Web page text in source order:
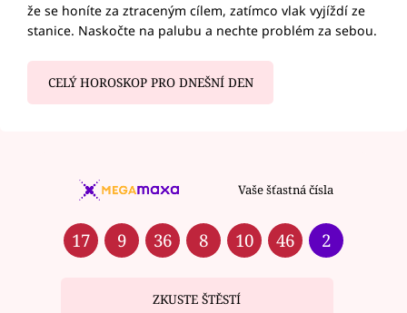
že se honíte za ztraceným cílem, zatímco vlak vyjíždí ze
stanice. Naskočte na palubu a nechte problém za sebou.
CELÝ HOROSKOP PRO DNEŠNÍ DEN
Vaše šťastná čísla
17 9 36 8 10 46 2
ZKUSTE ŠTĚSTÍ